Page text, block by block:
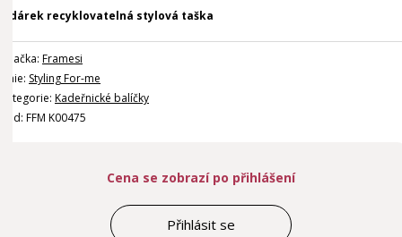
+ dárek recyklovatelná stylová taška
Značka: Framesi
Linie: Styling For-me
Kategorie: Kadeřnické balíčky
Kód: FFM K00475
Cena se zobrazí po přihlášení
Přihlásit se